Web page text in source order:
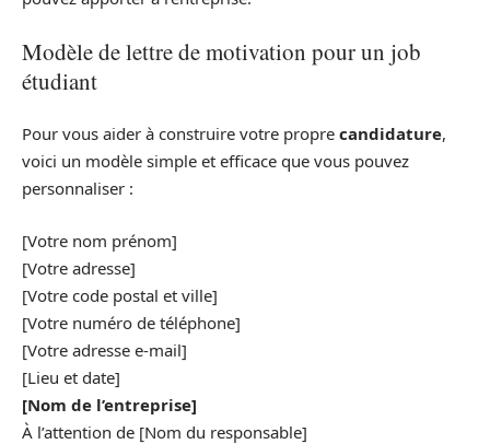
Modèle de lettre de motivation pour un job
étudiant
Pour vous aider à construire votre propre candidature,
voici un modèle simple et efficace que vous pouvez
personnaliser :
[Votre nom prénom]
[Votre adresse]
[Votre code postal et ville]
[Votre numéro de téléphone]
[Votre adresse e-mail]
[Lieu et date]
[Nom de l’entreprise]
À l’attention de [Nom du responsable]